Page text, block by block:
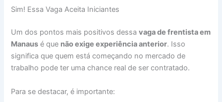
Sim! Essa Vaga Aceita Iniciantes
Um dos pontos mais positivos dessavaga de frentista em
Manaus é que não exige experiência anterior. Isso
significa que quem está começando no mercado de
trabalho pode ter uma chance real de ser contratado.
Para se destacar, é importante: